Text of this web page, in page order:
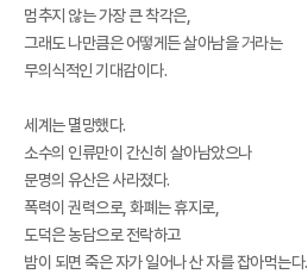
멈추지 않는 가장 큰 착각은,
그래도 나만큼은 어떻게든 살아남을 거라는
무의식적인 기대감이다.
세계는 멸망했다.
소수의 인류만이 간신히 살아남았으나
문명의 유산은 사라졌다.
폭력이 권력으로, 화폐는 휴지로,
도덕은 농담으로 전락하고
밤이 되면 죽은 자가 일어나 산 자를 잡아먹는다.